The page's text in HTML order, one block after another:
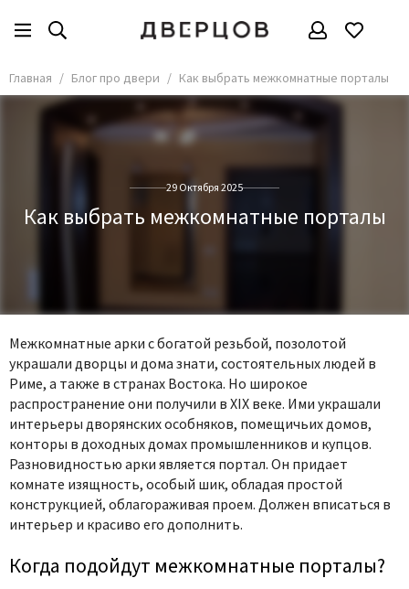
Главная Блог про двери Как выбрать межкомнатные порталы
29 Октября 2025
Как выбрать межкомнатные порталы
Межкомнатные арки с богатой резьбой, позолотой
украшали дворцы и дома знати, состоятельных людей в
Риме, а также в странах Востока. Но широкое
распространение они получили в XIX веке. Ими украшали
интерьеры дворянских особняков, помещичьих домов,
конторы в доходных домах промышленников и купцов.
Разновидностью арки является портал. Он придает
комнате изящность, особый шик, обладая простой
конструкцией, облагораживая проем. Должен вписаться в
интерьер и красиво его дополнить.
Когда подойдут межкомнатные порталы?